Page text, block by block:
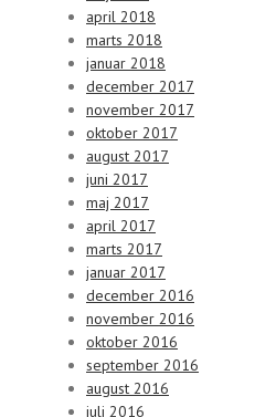
april 2018
marts 2018
januar 2018
december 2017
november 2017
oktober 2017
august 2017
juni 2017
maj 2017
april 2017
marts 2017
januar 2017
december 2016
november 2016
oktober 2016
september 2016
august 2016
juli 2016